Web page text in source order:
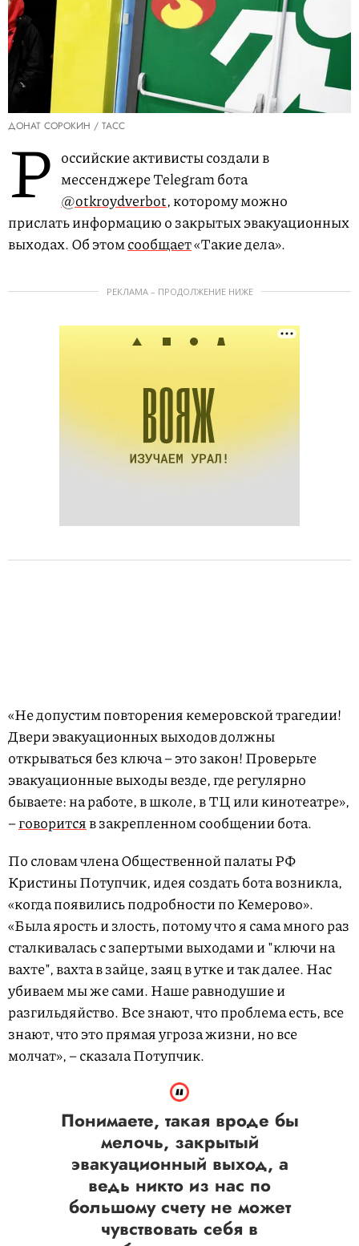
ДОНАТ СОРОКИН / ТАСС
Р оссийские активисты создали в
мессенджере Telegram бота
@otkroydverbot, которому можно
прислать информацию о закрытых эвакуационных
выходах. Об этомсообщает«Такие дела».
РЕКЛАМА – ПРОДОЛЖЕНИЕ НИЖЕ
«Не допустим повторения кемеровской трагедии!
Двери эвакуационных выходов должны
открываться без ключа – это закон! Проверьте
эвакуационные выходы везде, где регулярно
бываете: на работе, в школе, в ТЦ или кинотеатре»,
–говоритсяв закрепленном сообщении бота.
По словам члена Общественной палаты РФ
Кристины Потупчик, идея создать бота возникла,
«когда появились подробности по Кемерово».
«Была ярость и злость, потому что я сама много раз
сталкивалась с запертыми выходами и "ключи на
вахте", вахта в зайце, заяц в утке и так далее. Нас
убиваем мы же сами. Наше равнодушие и
разгильдяйство. Все знают, что проблема есть, все
знают, что это прямая угроза жизни, но все
молчат», – сказала Потупчик.
Понимаете, такая вроде бы
мелочь, закрытый
эвакуационный выход, а
ведь никто из нас по
большому счету не может
чувствовать себя в